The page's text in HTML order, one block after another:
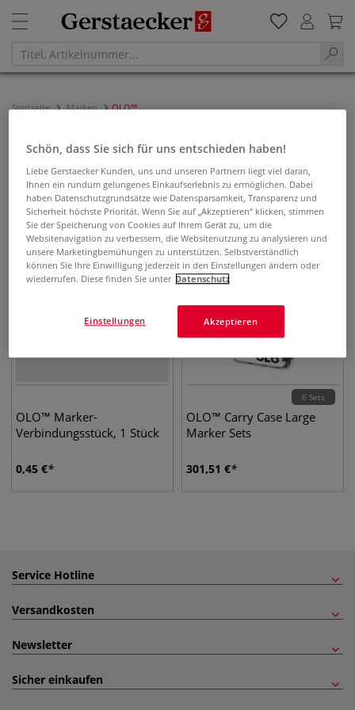
Startseite Marken OLO™
OLO™
Filtern & Sortieren
NEU
OLO™ Marker-
Verbindungsstück, 1 Stück
0,45 €
6 Sets
OLO™ Carry Case Large
Marker Sets
301,51 €
Service Hotline
Versandkosten
Newsletter
Sicher einkaufen
Schön, dass Sie sich für uns entschieden haben!
Liebe Gerstaecker Kunden, uns und unseren Partnern liegt viel daran,
Ihnen ein rundum gelungenes Einkaufserlebnis zu ermöglichen. Dabei
haben Datenschutzgrundsätze wie Datensparsamkeit, Transparenz und
Sicherheit höchste Priorität. Wenn Sie auf „Akzeptieren“ klicken, stimmen
Sie der Speicherung von Cookies auf Ihrem Gerät zu, um die
Websitenavigation zu verbessern, die Websitenutzung zu analysieren und
unsere Marketingbemühungen zu unterstützen. Selbstverständlich
können Sie Ihre Einwilligung jederzeit in den Einstellungen ändern oder
wiederrufen. Diese finden Sie unter Datenschutz
Akzeptieren
Einstellungen